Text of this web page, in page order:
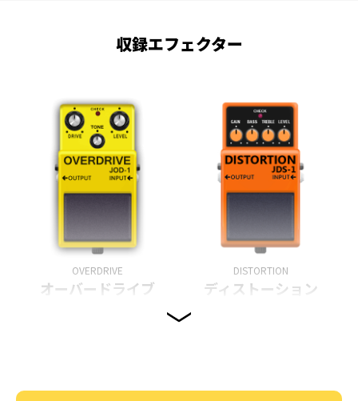
収録エフェクター
OVERDRIVE
オーバードライブ
DISTORTION
ディストーション